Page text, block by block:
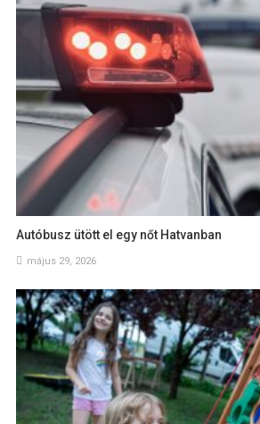
Autóbusz ütött el egy nőt Hatvanban
május 29, 2026